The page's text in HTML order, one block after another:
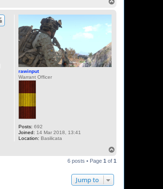
rawinput
Warrant Officer
Posts: 692
Joined: 14 Mar 2018, 13:41
Location: Basilicata
p
6 posts • Page 1 of 1
Jump to